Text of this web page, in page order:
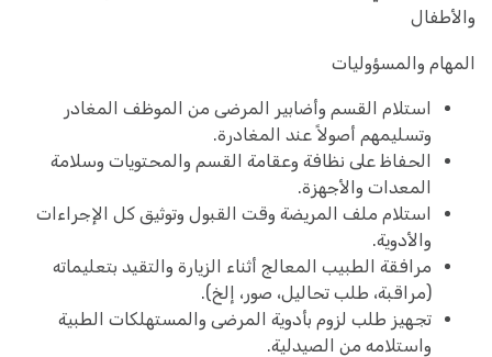
والأطفال
المهام والمسؤوليات
استلام القسم وأضابير المرضى من الموظف المغادر
وتسليمهم أصولاً عند المغادرة.
الحفاظ على نظافة وعقامة القسم والمحتويات وسلامة
المعدات والأجهزة.
استلام ملف المريضة وقت القبول وتوثيق كل الإجراءات
والأدوية.
مرافقة الطبيب المعالج أثناء الزيارة والتقيد بتعليماته
(مراقبة، طلب تحاليل، صور، إلخ).
تجهيز طلب لزوم بأدوية المرضى والمستهلكات الطبية
واستلامه من الصيدلية.